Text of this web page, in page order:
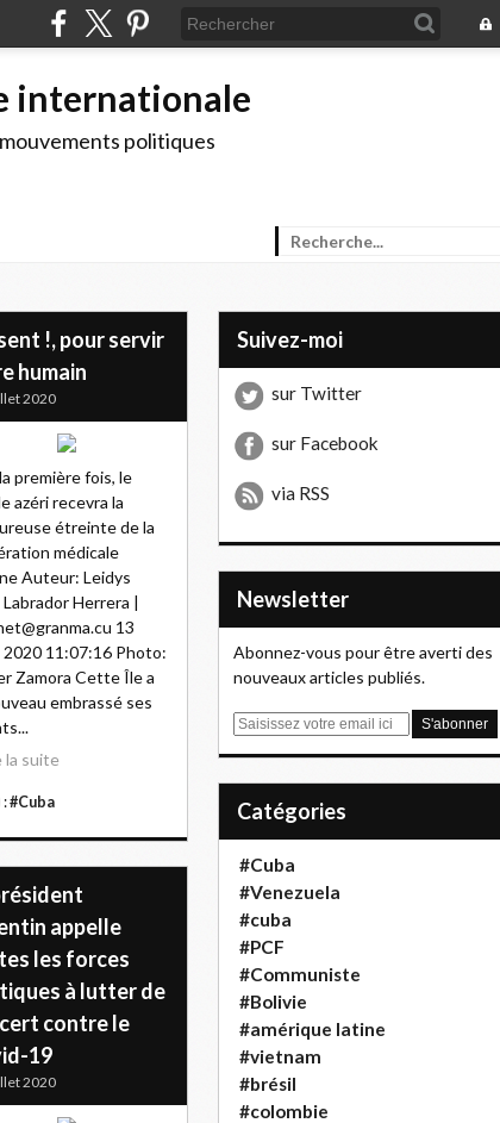
internationale
politiques
!, pour servir
humain
2020
première fois, le
azéri recevra la
étreinte de la
médicale
Auteur: Leidys
Labrador Herrera |
13
11:07:16 Photo:
Zamora Cette Île a
embrassé ses
la suite
:#Cuba
appelle
les forces
à lutter de
contre le
19
2020
Suivez-moi
sur Twitter
sur Facebook
via RSS
Newsletter
Abonnez-vous pour être averti des
nouveaux articles publiés.
E
Catégories
#Cuba
#Venezuela
#cuba
#PCF
#Communiste
#Bolivie
#amérique latine
#vietnam
#brésil
#colombie